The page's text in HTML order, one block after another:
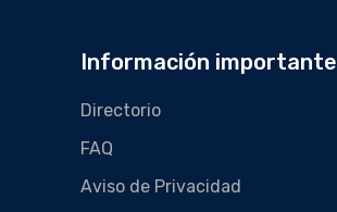
Información importante
Directorio
FAQ
Aviso de Privacidad